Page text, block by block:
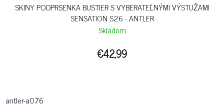
SKINY PODPRSENKA BUSTIER S VYBERATEĽNÝMI VÝSTUŽAMI
SENSATION S26 - ANTLER
Skladom
€42,99
antler-a076